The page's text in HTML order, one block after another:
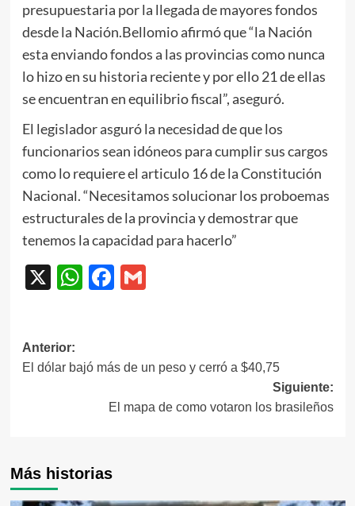
presupuestaria por la llegada de mayores fondos
desde la Nación.Bellomio afirmó que “la Nación
esta enviando fondos a las provincias como nunca
lo hizo en su historia reciente y por ello 21 de ellas
se encuentran en equilibrio fiscal”, aseguró.
El legislador asguró la necesidad de que los
funcionarios sean idóneos para cumplir sus cargos
como lo requiere el articulo 16 de la Constitución
Nacional. “Necesitamos solucionar los proboemas
estructurales de la provincia y demostrar que
tenemos la capacidad para hacerlo”
X WhatsApp
Facebook
Gmail
Navegación
de
entradas
Anterior:
El dólar bajó más de un peso y cerró a $40,75
Siguiente:
El mapa de como votaron los brasileños
Más historias